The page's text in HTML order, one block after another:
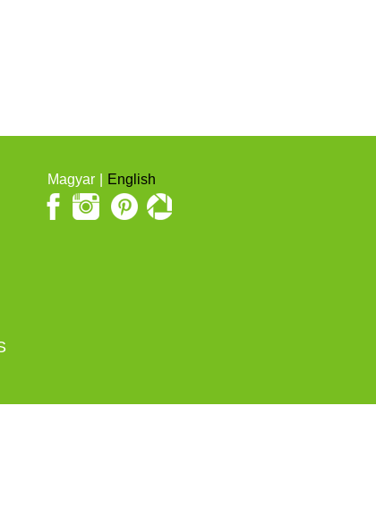
Magyar English